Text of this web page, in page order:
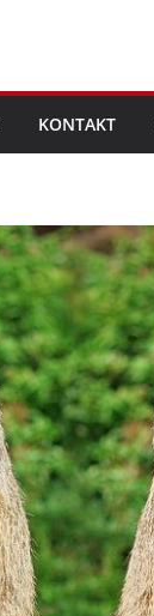
KONTAKT